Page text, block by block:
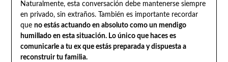
Naturalmente, esta conversación debe mantenerse siempre
en privado, sin extraños. También es importante recordar
que no estás actuando en absoluto como un mendigo
humillado en esta situación. Lo único que haces es
comunicarle a tu ex que estás preparada y dispuesta a
reconstruir tu familia.